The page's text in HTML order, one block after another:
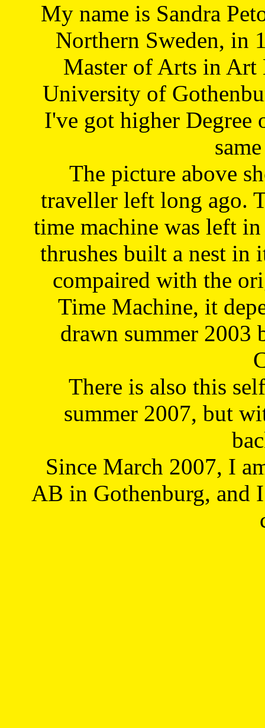
My name is Sandra
Northern Sweden, in
Master of Arts in Art
University of
I've got higher Degree
The picture above
traveller left long ago.
time machine was left
thrushes built a nest in
compaired with the
Time Machine, it
drawn summer 2003
There is also this
summer 2007, but
Since March 2007, I
AB in Gothenburg, and